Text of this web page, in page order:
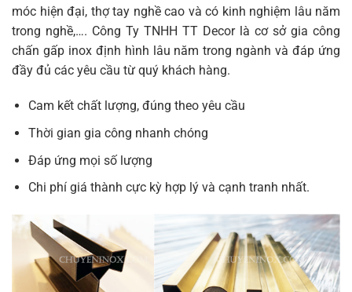
móc hiện đại, thợ tay nghề cao và có kinh nghiệm lâu năm
trong nghề,…. Công Ty TNHH TT Decor là cơ sở gia công
chấn gấp inox định hình lâu năm trong ngành và đáp ứng
đầy đủ các yêu cầu từ quý khách hàng.
Cam kết chất lượng, đúng theo yêu cầu
Thời gian gia công nhanh chóng
Đáp ứng mọi số lượng
Chi phí giá thành cực kỳ hợp lý và cạnh tranh nhất.